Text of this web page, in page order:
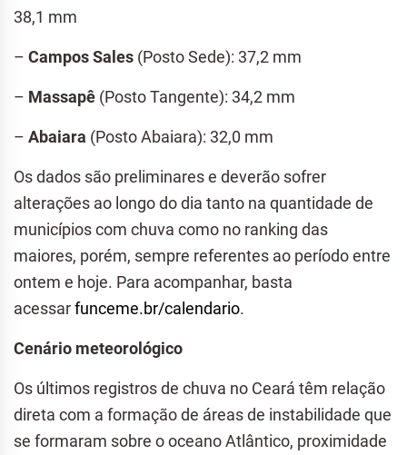
38,1 mm
– Campos Sales (Posto Sede): 37,2 mm
– Massapê (Posto Tangente): 34,2 mm
– Abaiara (Posto Abaiara): 32,0 mm
Os dados são preliminares e deverão sofrer
alterações ao longo do dia tanto na quantidade de
municípios com chuva como no ranking das
maiores, porém, sempre referentes ao período entre
ontem e hoje. Para acompanhar, basta
acessarfunceme.br/calendario.
Cenário meteorológico
Os últimos registros de chuva no Ceará têm relação
direta com a formação de áreas de instabilidade que
se formaram sobre o oceano Atlântico, proximidade